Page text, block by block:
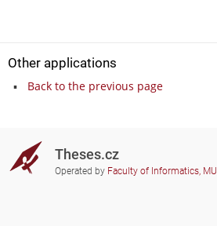
Other applications
Back to the previous page
Theses.cz
Operated by Faculty of Informatics, MU